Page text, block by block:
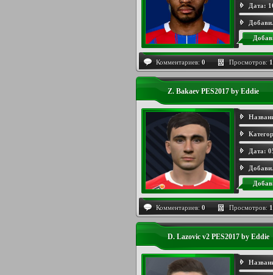
Дата:
Комментариев: 0 Просмотров:
Z. Bakaev PES2017 by Eddie
Дата:
Комментариев: 0 Просмотров:
D. Lazovic v2 PES2017 by Eddie